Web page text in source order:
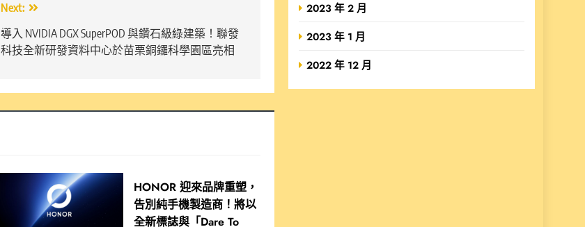
Next:
導入 NVIDIA DGX SuperPOD 與鑽石級綠建築！聯發
科技全新研發資料中心於苗栗銅鑼科學園區亮相
HONOR 迎來品牌重塑，
告別純手機製造商！將以
全新標誌與「Dare To
2023 年 2 月
2023 年 1 月
2022 年 12 月